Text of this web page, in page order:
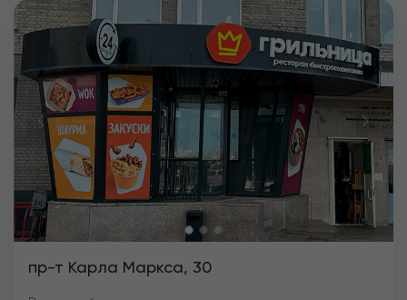
Previous Next
пр-т Карла Маркса, 30